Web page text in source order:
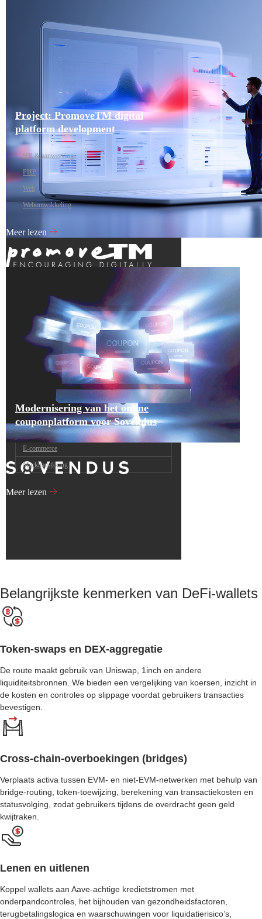
Project: PromoveTM digital
platform development
HR & aanwerving
PHP
Web
Webontwikkeling
Meer lezen
Modernisering van het online
couponplatform voor Sovendus
E-commerce
Marknadsföring
Meer lezen
Belangrijkste kenmerken van DeFi-wallets
Token-swaps en DEX-aggregatie
De route maakt gebruik van Uniswap, 1inch en andere
liquiditeitsbronnen. We bieden een vergelijking van koersen, inzicht in
de kosten en controles op slippage voordat gebruikers transacties
bevestigen.
Cross-chain-overboekingen (bridges)
Verplaats activa tussen EVM- en niet-EVM-netwerken met behulp van
bridge-routing, token-toewijzing, berekening van transactiekosten en
statusvolging, zodat gebruikers tijdens de overdracht geen geld
kwijtraken.
Lenen en uitlenen
Koppel wallets aan Aave-achtige kredietstromen met
onderpandcontroles, het bijhouden van gezondheidsfactoren,
terugbetalingslogica en waarschuwingen voor liquidatierisico’s,